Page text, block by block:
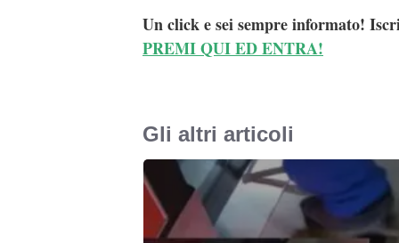
Un click e sei sempre informato!
PREMI QUI ED ENTRA!
Gli altri articoli